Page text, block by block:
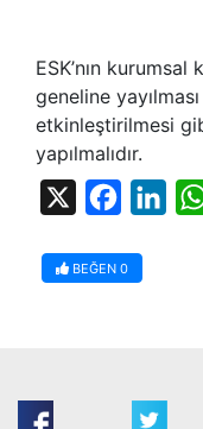
ESK’nın
geneline
etkinleştirilmesi
yapılmalıdır.
BEĞEN 0